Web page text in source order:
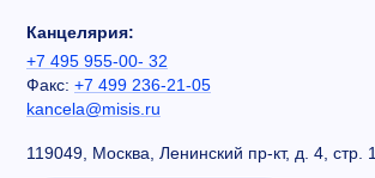
Канцелярия:
+7 495 955-00- 32
Факс: +7 499 236-21-05
kancela@misis.ru
119049, Москва, Ленинский пр-кт, д. 4, стр. 1